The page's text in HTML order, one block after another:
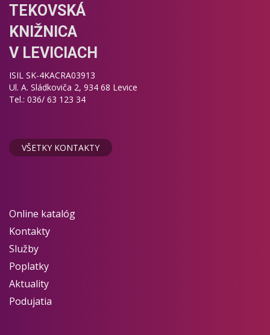
TEKOVSKÁ
KNIŽNICA
V LEVICIACH
ISIL SK-4KACRA03913
Ul. A. Sládkoviča 2, 934 68 Levice
Tel.: 036/ 63 123 34
VŠETKY KONTAKTY
Online katalóg
Kontakty
Služby
Poplatky
Aktuality
Podujatia